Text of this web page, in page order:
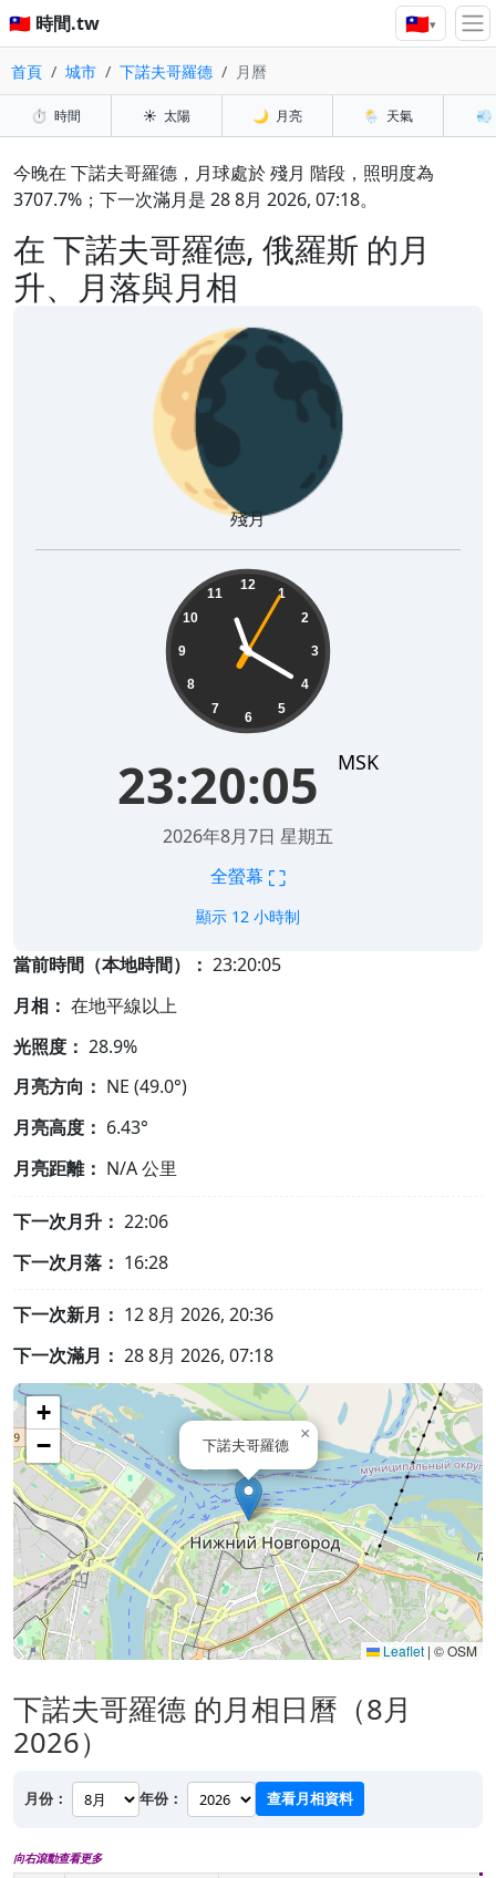
🇹🇼 時間.tw 🇹🇼▾
首頁 城市 下諾夫哥羅德 月曆
⏱️ 時間 ☀️ 太陽 🌙 月亮 🌦️ 天氣 💨
在 下諾夫哥羅德, 俄羅斯 的月
升、月落與月相
今晚在 下諾夫哥羅德，月球處於 殘月 階段，照明度為
3707.7%；下一次滿月是 28 8月 2026, 07:18。
🌘
殘月
12
1
2
3
4
5
6
7
8
9
10
11
23:20:06 MSK
2026年8月7日 星期五
全螢幕 ⛶
顯示 12 小時制
當前時間（本地時間）： 23:20:06
月相： 在地平線以上
光照度： 28.9%
月亮方向： NE (49.0°)
月亮高度： 6.43°
月亮距離： N/A公里
下一次月升： 22:06
下一次月落： 16:28
下一次新月： 12 8月 2026, 20:36
下一次滿月： 28 8月 2026, 07:18
下諾夫哥羅德
×
+
−
Leaflet | © OSM
下諾夫哥羅德 的月相日曆（8月
2026）
月份： 年份： 查看月相資料
向右滾動查看更多